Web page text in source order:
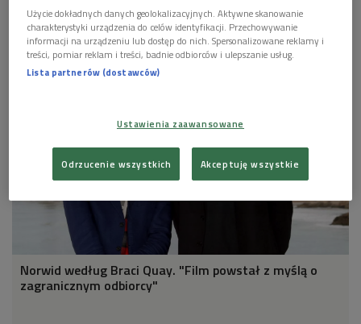
Norwid według Braci Quay. "Film powstał z myślą o
zagranicznym odbiorcy"
Użycie dokładnych danych geolokalizacyjnych. Aktywne skanowanie
charakterystyki urządzenia do celów identyfikacji. Przechowywanie
informacji na urządzeniu lub dostęp do nich. Spersonalizowane reklamy i
treści, pomiar reklam i treści, badnie odbiorców i ulepszanie usług.
Lista partnerów (dostawców)
Ustawienia zaawansowane
Odrzucenie wszystkich Akceptuję wszystkie